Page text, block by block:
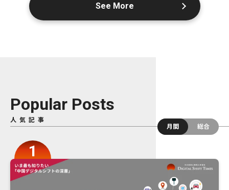
See More
Popular Posts
人気記事
月間
総合